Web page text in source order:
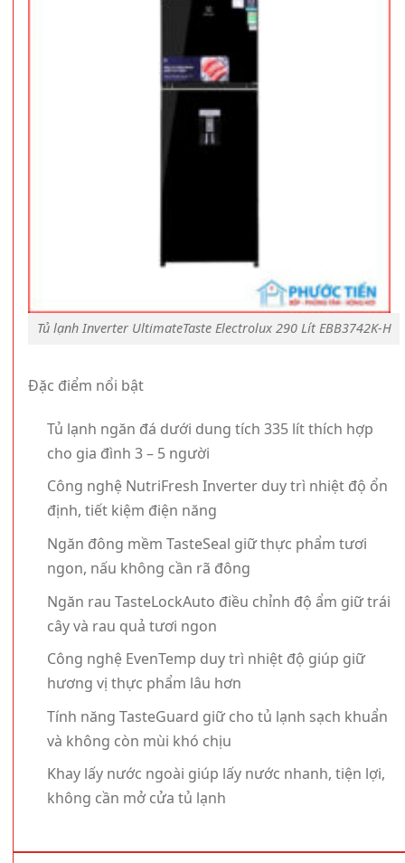
Tủ lạnh Inverter UltimateTaste Electrolux 290 Lít EBB3742K-H
Đặc điểm nổi bật
Tủ lạnh ngăn đá dưới dung tích 335 lít thích hợp
cho gia đình 3 – 5 người
Công nghệ NutriFresh Inverter duy trì nhiệt độ ổn
định, tiết kiệm điện năng
Ngăn đông mềm TasteSeal giữ thực phẩm tươi
ngon, nấu không cần rã đông
Ngăn rau TasteLockAuto điều chỉnh độ ẩm giữ trái
cây và rau quả tươi ngon
Công nghệ EvenTemp duy trì nhiệt độ giúp giữ
hương vị thực phẩm lâu hơn
Tính năng TasteGuard giữ cho tủ lạnh sạch khuẩn
và không còn mùi khó chịu
Khay lấy nước ngoài giúp lấy nước nhanh, tiện lợi,
không cần mở cửa tủ lạnh